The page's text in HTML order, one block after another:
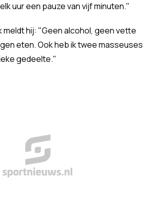
uur een pauze van vijf minuten."
meldt hij: "Geen alcohol, geen vette
eten. Ook heb ik twee masseuses
gedeelte."